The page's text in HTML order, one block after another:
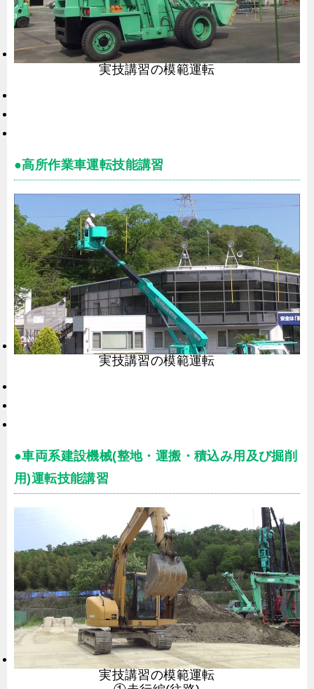
実技講習の模範運転
●高所作業車運転技能講習
実技講習の模範運転
●車両系建設機械(整地・運搬・積込み用及び掘削
用)運転技能講習
実技講習の模範運転